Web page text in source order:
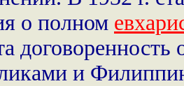
о полном
и